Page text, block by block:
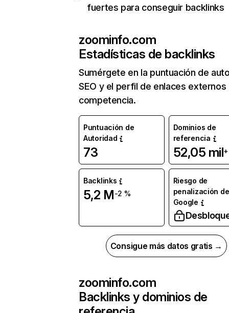
fuertes para conseguir backlinks
zoominfo.com
Estadísticas de backlinks
Sumérgete en la puntuación de
SEO y el perfil de enlaces externos
competencia.
Puntuación de
Autoridad
73
Dominios de
referencia
52,05 mil
Backlinks
5,2 M-2 %
Riesgo de
penalización de
Google
Consigue más datos gratis →
zoominfo.com
Backlinks y dominios de